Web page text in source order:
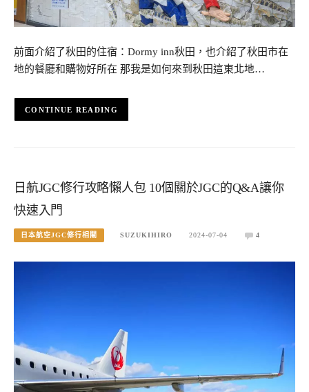
前面介紹了秋田的住宿：Dormy inn秋田，也介紹了秋田市在
地的餐廳和購物好所在 那我是如何來到秋田這東北地…
CONTINUE READING
日航JGC修行攻略懶人包 10個關於JGC的Q&A讓你
快速入門
日本航空JGC修行相關 SUZUKIHIRO 2024-07-04 4